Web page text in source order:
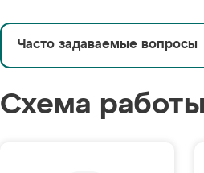
Часто задаваемые вопросы
Схема работы